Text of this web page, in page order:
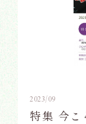
2023/09
特集 今こ